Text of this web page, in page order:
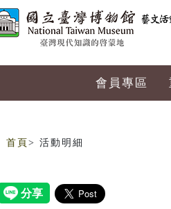
會員專區
首頁 > 活動明細